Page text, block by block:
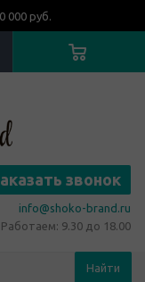
000 руб.
звонок
info@shoko-brand.ru
Работаем: 9.30 до 18.00
Найти